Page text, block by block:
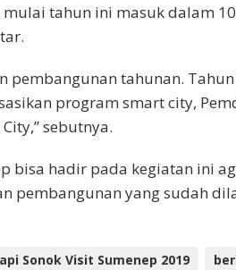
tahun ini masuk dalam
pembangunan tahunan.
program smart city,
sebutnya.
bisa hadir pada kegiatan ini
pembangunan yang sudah
Sonok Visit Sumenep 2019